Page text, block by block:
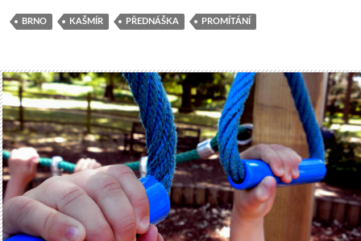
BRNO KAŠMÍR PŘEDNÁŠKA PROMÍTÁNÍ